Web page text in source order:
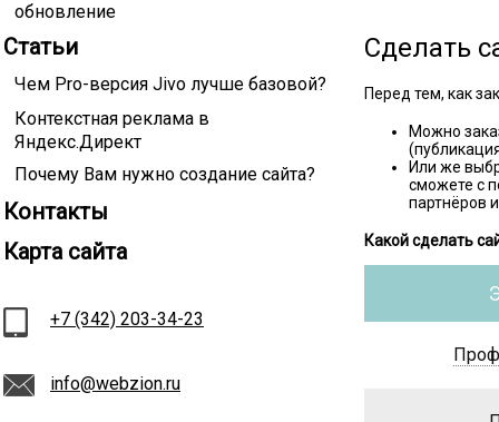
обновление
Статьи
Чем Pro-версия Jivo лучше базовой?
Контекстная реклама в
Яндекс.Директ
Почему Вам нужно создание сайта?
Контакты
Карта сайта
+7 (342) 203-34-23
info@webzion.ru
Сделать
Перед тем, как
Можно
Или же
сможете с
партнёров
Какой сделать